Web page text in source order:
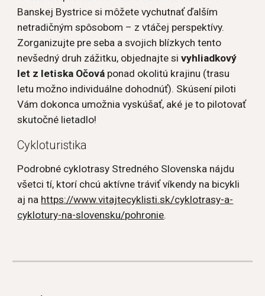
Banskej Bystrice si môžete vychutnať ďalším
netradičným spôsobom – z vtáčej perspektívy.
Zorganizujte pre seba a svojich blízkych tento
nevšedný druh zážitku, objednajte si vyhliadkový
let z letiska Očová ponad okolitú krajinu (trasu
letu možno individuálne dohodnúť). Skúsení piloti
Vám dokonca umožnia vyskúšať, aké je to pilotovať
skutočné lietadlo!
Cykloturistika
Podrobné cyklotrasy Stredného Slovenska nájdu
všetci tí, ktorí chcú aktívne tráviť víkendy na bicykli
aj na https://www.vitajtecyklisti.sk/cyklotrasy-a-
cyklotury-na-slovensku/pohronie.